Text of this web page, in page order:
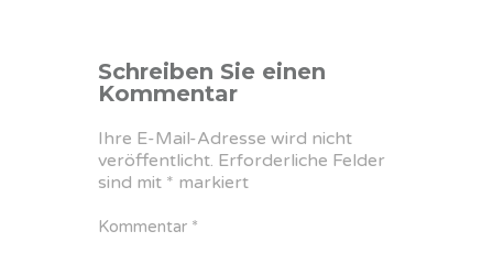
Schreiben Sie einen
Kommentar
Ihre E-Mail-Adresse wird nicht
veröffentlicht. Erforderliche Felder
sind mit * markiert
Kommentar *